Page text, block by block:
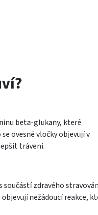
beta-glukany, které
ovesné vločky objevují v
trávení.
součástí zdravého
nežádoucí reakce,